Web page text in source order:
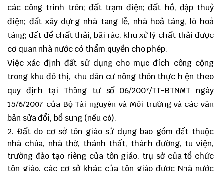
các công trình trên; đất trạm điện; đất hồ, đập thuỷ
điện; đất xây dựng nhà tang lễ, nhà hoả táng, lò hoả
táng; đất để chất thải, bãi rác, khu xử lý chất thải được
cơ quan nhà nước có thẩm quyền cho phép.
Việc xác định đất sử dụng cho mục đích công cộng
trong khu đô thị, khu dân cư nông thôn thực hiện theo
quy định tại Thông tư số 06/2007/TT-BTNMT ngày
15/6/2007 của Bộ Tài nguyên và Môi trường và các văn
bản sửa đổi, bổ sung (nếu có).
Đất do cơ sở tôn giáo sử dụng bao gồm đất thuộc
nhà chùa, nhà thờ, thánh thất, thánh đường, tu viện,
trường đào tạo riêng của tôn giáo, trụ sở của tổ chức
tôn giáo, các cơ sở khác của tôn giáo được Nhà nước